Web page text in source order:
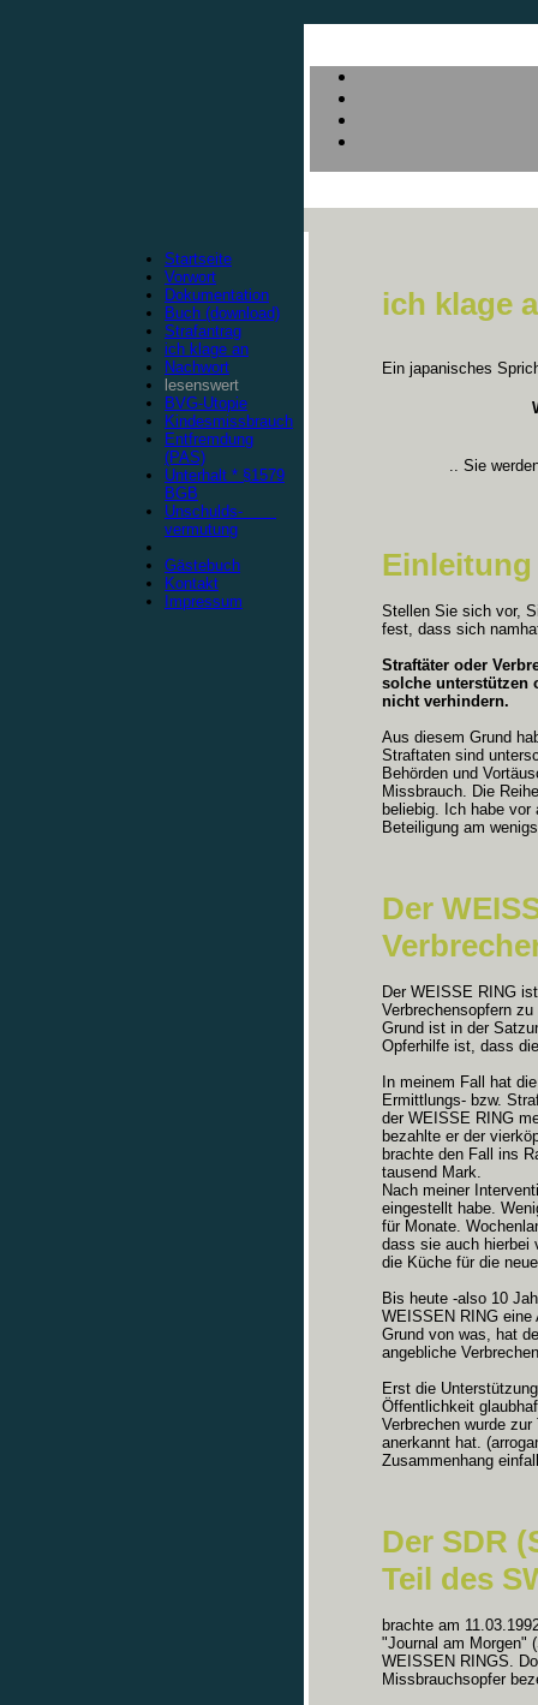
Startseite
Vorwort
Dokumentation
Buch (download)
Strafantrag
ich klage an
Nachwort
lesenswert
BVG-Utopie
Kindesmissbrauch
Entfremdung
(PAS)
Unterhalt * §1579
BGB
Unschulds-
vermutung
Gästebuch
Kontakt
Impressum
ich klage
Ein japanisches
.. Sie
Einleitung
Stellen Sie sich vor,
fest, dass sich
Straftäter oder
solche unterstützen
nicht verhindern.
Aus diesem Grund
Straftaten sind
Behörden und
Missbrauch. Die
beliebig. Ich habe
Beteiligung am
Der
Der WEISSE RING
Verbrechensopfern
Grund ist in der
Opferhilfe ist, dass
In meinem Fall hat
Ermittlungs- bzw.
der WEISSE RING
bezahlte er der
brachte den Fall ins
tausend Mark.
Nach meiner
eingestellt habe.
für Monate.
dass sie auch hierbei
die Küche für die
Bis heute -also 10
WEISSEN RING eine
Grund von was, hat
angebliche
Erst die
Öffentlichkeit
Verbrechen wurde
anerkannt hat.
Zusammenhang
Der SDR
Teil des
brachte am
"Journal am Morgen"
WEISSEN RINGS.
Missbrauchsopfer